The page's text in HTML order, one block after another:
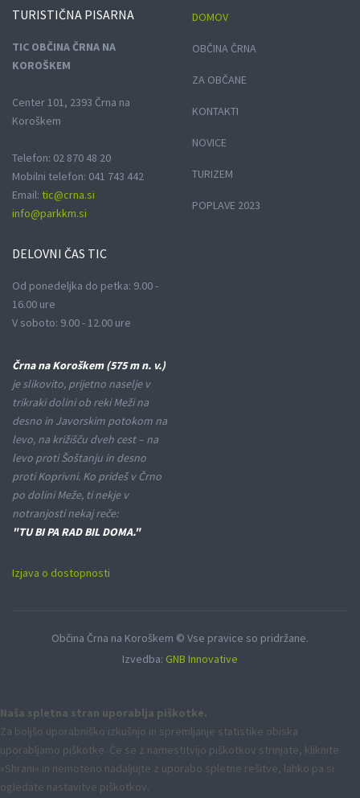
TURISTIČNA PISARNA
TIC OBČINA ČRNA NA
KOROŠKEM
Center 101, 2393 Črna na
Koroškem
Telefon: 02 870 48 20
Mobilni telefon: 041 743 442
Email: tic@crna.si
info@parkkm.si
DELOVNI ČAS TIC
Od ponedeljka do petka: 9.00 -
16.00 ure
V soboto: 9.00 - 12.00 ure
DOMOV
OBČINA ČRNA
ZA OBČANE
KONTAKTI
NOVICE
TURIZEM
POPLAVE 2023
Črna na Koroškem (575 m n. v.)
je slikovito, prijetno naselje v
trikraki dolini ob reki Meži na
desno in Javorskim potokom na
levo, na križišču dveh cest – na
levo proti Šoštanju in desno
proti Koprivni. Ko prideš v Črno
po dolini Meže, ti nekje v
notranjosti nekaj reče:
"TU BI PA RAD BIL DOMA."
Izjava o dostopnosti
Občina Črna na Koroškem © Vse pravice so pridržane.
Izvedba: GNB Innovative
Naša spletna stran uporablja piškotke.
Za boljšo uporabniško izkušnjo in spremljanje statistike obiska
uporabljamo piškotke. Če se z namestitvijo piškotkov strinjate, kliknite
»Shrani« in nemoteno nadaljujte z uporabo spletne rešitve, lahko pa si
ogledate nastavitve piškotkov.